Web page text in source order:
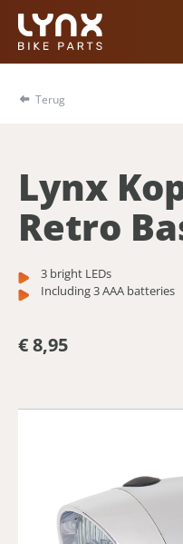
Terug
Lynx
Retro
3 bright LEDs
Including 3 AAA batteries
€ 8,95